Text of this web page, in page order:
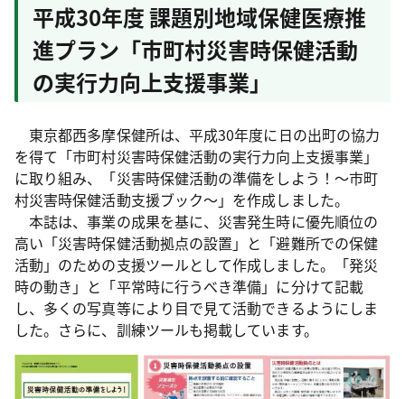
平成30年度 課題別地域保健医療推
進プラン「市町村災害時保健活動
の実行力向上支援事業」
東京都西多摩保健所は、平成30年度に日の出町の協力
を得て「市町村災害時保健活動の実行力向上支援事業」
に取り組み、「災害時保健活動の準備をしよう！～市町
村災害時保健活動支援ブック～」を作成しました。
本誌は、事業の成果を基に、災害発生時に優先順位の
高い「災害時保健活動拠点の設置」と「避難所での保健
活動」のための支援ツールとして作成しました。「発災
時の動き」と「平常時に行うべき準備」に分けて記載
し、多くの写真等により目で見て活動できるようにしま
した。さらに、訓練ツールも掲載しています。